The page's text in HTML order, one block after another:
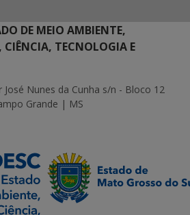
DE MEIO AMBIENTE,
CIÊNCIA, TECNOLOGIA E
Nunes da Cunha s/n - Bloco 12
Grande | MS